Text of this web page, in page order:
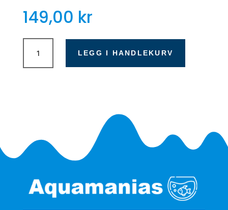
149,00 kr
Akvarie/terrarie
3
LEGG I HANDLEKURV